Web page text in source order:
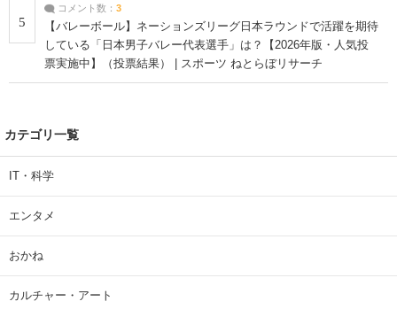
5
コメント数： 3
【バレーボール】ネーションズリーグ日本ラウンドで活躍を期待
している「日本男子バレー代表選手」は？【2026年版・人気投
票実施中】（投票結果） | スポーツ ねとらぼリサーチ
カテゴリ一覧
IT・科学
エンタメ
おかね
カルチャー・アート